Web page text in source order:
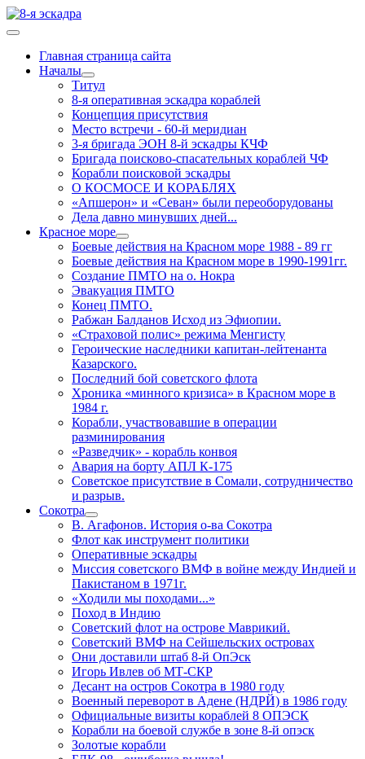
Главная страница сайта
Началы
Титул
8-я оперативная эскадра кораблей
Концепция присутствия
Место встречи - 60-й меридиан
3-я бригада ЭОН 8-й эскадры КЧФ
Бригада поисково-спасательных кораблей ЧФ
Корабли поисковой эскадры
О КОСМОСЕ И КОРАБЛЯХ
«Апшерон» и «Севан» были переоборудованы
Дела давно минувших дней...
Красное море
Боевые действия на Красном море 1988 - 89 гг
Боевые действия на Красном море в 1990-1991гг.
Создание ПМТО на о. Нокра
Эвакуация ПМТО
Конец ПМТО.
Рабжан Балданов Исход из Эфиопии.
«Страховой полис» режима Менгисту
Героические наследники капитан-лейтенанта
Казарского.
Последний бой советского флота
Хроника «минного кризиса» в Красном море в
1984 г.
Корабли, участвовавшие в операции
разминирования
«Разведчик» - корабль конвоя
Авария на борту АПЛ К-175
Советское присутствие в Сомали, сотрудничество
и разрыв.
Сокотра
В. Агафонов. История о-ва Сокотра
Флот как инструмент политики
Оперативные эскадры
Миссия советского ВМФ в войне между Индией и
Пакистаном в 1971г.
«Ходили мы походами...»
Поход в Индию
Советский флот на острове Маврикий.
Советский ВМФ на Сейшельских островах
Они доставили штаб 8-й ОпЭск
Игорь Ивлев об МТ-СКР
Десант на остров Сокотра в 1980 году
Военный переворот в Адене (НДРЙ) в 1986 году
Официальные визиты кораблей 8 ОПЭСК
Корабли на боевой службе в зоне 8-й опэск
Золотые корабли